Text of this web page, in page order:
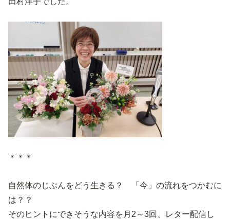
＊＊＊
自然体のじぶんをどう生きる？ 「今」の流れをつかむに
は？？
そのヒントにできそうな内容を月2～3回、レター配信し